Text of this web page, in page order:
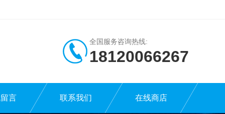
全国服务咨询热线:
18120066267
言 联系我们 在线商店